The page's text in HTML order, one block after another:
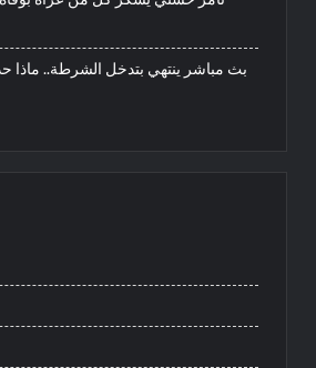
بث مباشر ينتهي بتدخل الشرطة.. ماذا